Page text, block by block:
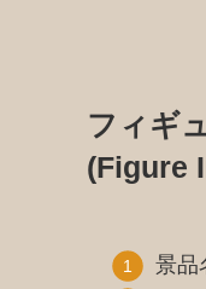
フィギ
(Figure
景品